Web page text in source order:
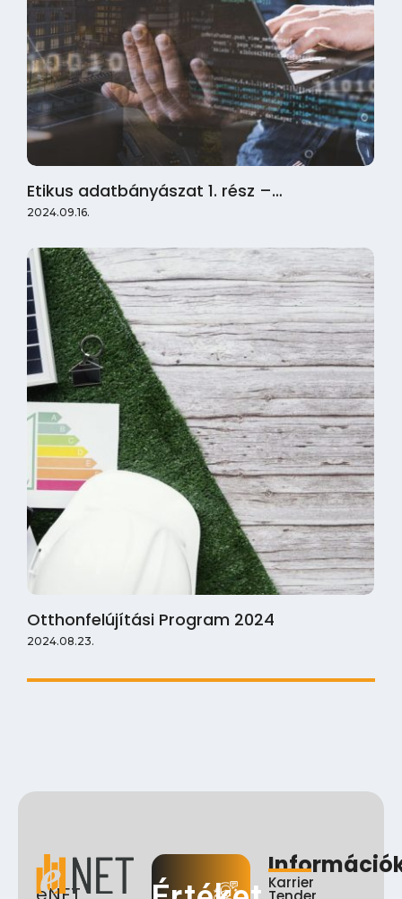
Etikus adatbányászat 1. rész –…
2024.09.16.
Otthonfelújítási Program 2024
2024.08.23.
Karrier